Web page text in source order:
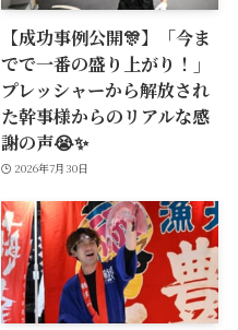
【成功事例公開🎊】「今ま
でで一番の盛り上がり！」
プレッシャーから解放され
た幹事様からのリアルな感
謝の声😭✨
2026年7月30日